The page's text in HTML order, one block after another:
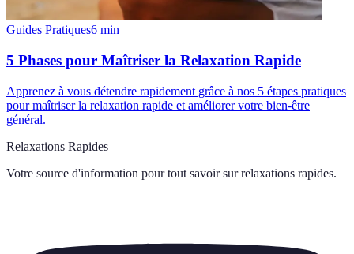
Guides Pratiques6 min
5 Phases pour Maîtriser la Relaxation Rapide
Apprenez à vous détendre rapidement grâce à nos 5 étapes pratiques
pour maîtriser la relaxation rapide et améliorer votre bien-être
général.
Relaxations Rapides
Votre source d'information pour tout savoir sur relaxations rapides.